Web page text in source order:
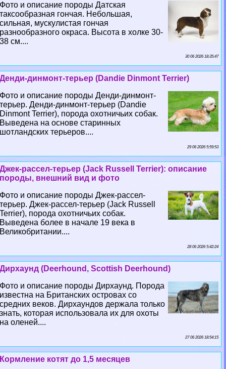
Фото и описание породы Датская
таксообразная гончая. Небольшая,
сильная, мускулистая гончая
разнообразного окраса. Высота в холке 30-
38 см....
30 06 2026 18:35:47
Денди-динмонт-терьер (Dandie Dinmont Terrier)
Фото и описание породы Денди-динмонт-
терьер. Денди-динмонт-терьер (Dandie
Dinmont Terrier), порода охотничьих собак.
Выведена на основе старинных
шотландских терьеров....
29 06 2026 5:59:53
Джек-рассел-терьер (Jack Russell Terrier): описание
породы, внешний вид и фото
Фото и описание породы Джек-рассел-
терьер. Джек-рассел-терьер (Jack Russell
Terrier), порода охотничьих собак.
Выведена более в начале 19 века в
Великобритании....
28 06 2026 5:42:24
Дирхаунд (Deerhound, Scottish Deerhound)
Фото и описание породы Дирхаунд. Порода
известна на Британских островах со
средних веков. Дирхаундов держала только
знать, которая использовала их для охоты
на оленей....
27 06 2026 18:54:15
Кормление котят до 1,5 месяцев